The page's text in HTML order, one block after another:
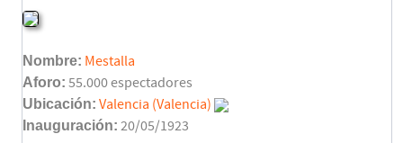
Dani Parejo(Pen.)
Nombre: Mestalla
Aforo: 55.000 espectadores
Ubicación: Valencia (Valencia)
Inauguración: 20/05/1923